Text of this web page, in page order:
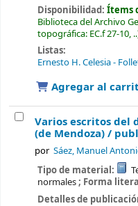
Disponibilidad: Ítems
Biblioteca del Archivo
topográfica: EC.f 27-10, ..
Listas:
Ernesto H. Celesia -
Agregar al
Varios escritos del
(de Mendoza) /
por Sáez, Manuel
Tipo de material:
normales; Forma
Detalles de